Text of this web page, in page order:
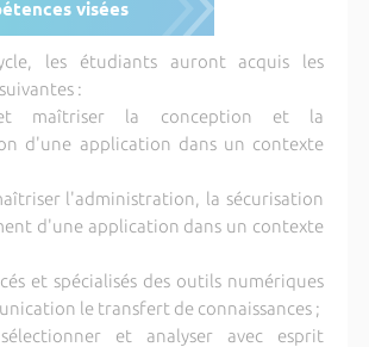
visées
les étudiants auront acquis les
:
maîtriser la conception et la
d'une application dans un contexte
l'administration, la sécurisation
d'une application dans un contexte
et spécialisés des outils numériques
le transfert de connaissances ;
et analyser avec esprit